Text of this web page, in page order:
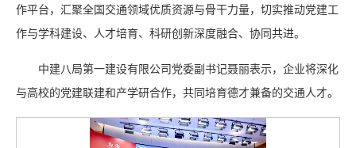
作平台，汇聚全国交通领域优质资源与骨干力量，切实推动党建工
作与学科建设、人才培育、科研创新深度融合、协同共进。
中建八局第一建设有限公司党委副书记聂丽表示，企业将深化
与高校的党建联建和产学研合作，共同培育德才兼备的交通人才。